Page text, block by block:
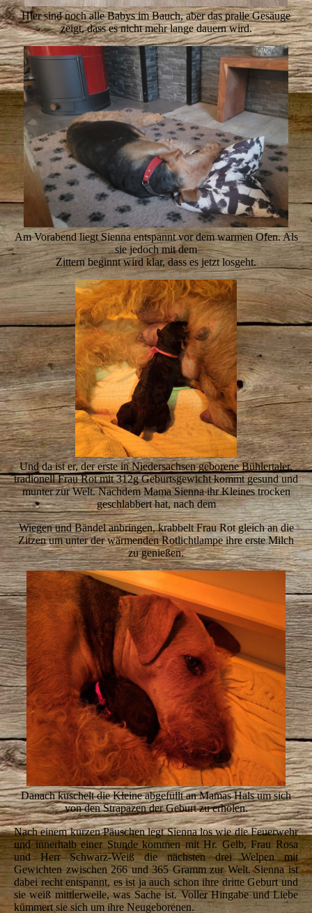
Hier sind noch alle Babys im Bauch, aber das pralle Gesäuge
zeigt, dass es nicht mehr lange dauern wird.
Am Vorabend liegt Sienna entspannt vor dem warmen Ofen. Als
sie jedoch mit dem
Zittern beginnt wird klar, dass es jetzt losgeht.
Und da ist er, der erste in Niedersachsen geborene Bühlertaler,
tradionell Frau Rot mit 312g Geburtsgewicht kommt gesund und
munter zur Welt. Nachdem Mama Sienna ihr Kleines trocken
geschlabbert hat, nach dem
Wiegen und Bändel anbringen, krabbelt Frau Rot gleich an die
Zitzen um unter der wärmenden Rotlichtlampe ihre erste Milch
zu genießen.
Danach kuschelt die Kleine abgefüllt an Mamas Hals um sich
von den Strapazen der Geburt zu erholen.
Nach einem kurzen Päuschen legt Sienna los wie die Feuerwehr
und innerhalb einer Stunde kommen mit Hr. Gelb, Frau Rosa
und Herr Schwarz-Weiß die nächsten drei Welpen mit
Gewichten zwischen 266 und 365 Gramm zur Welt. Sienna ist
dabei recht entspannt, es ist ja auch schon ihre dritte Geburt und
sie weiß mittlerweile, was Sache ist. Voller Hingabe und Liebe
kümmert sie sich um ihre Neugeborenen.